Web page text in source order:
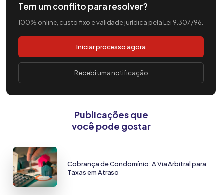
Tem um conflito para resolver?
100% online, custo fixo e validade jurídica pela Lei 9.307/96.
Iniciar processo agora
Recebi uma notificação
Publicações que
você pode gostar
Cobrança de Condomínio: A Via Arbitral para
Taxas em Atraso